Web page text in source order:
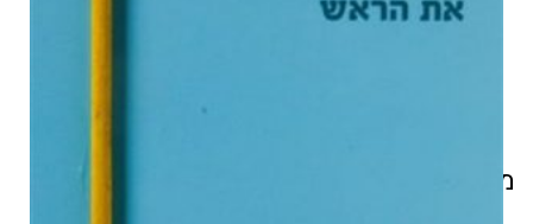
מוצרים קשורים